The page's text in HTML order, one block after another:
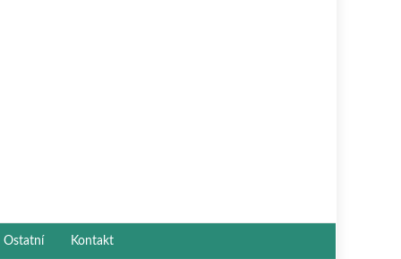
Ostatní Kontakt